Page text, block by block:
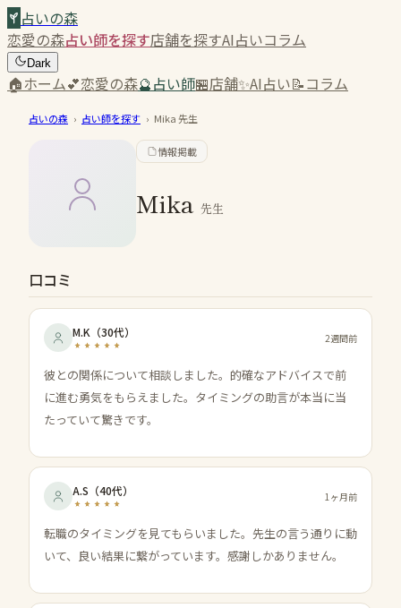
占いの森
恋愛の森占い師を探す店舗を探すAI占いコラム
Dark
🏠ホーム💕恋愛の森🔮占い師🏪店舗✨AI占い📝コラム
占いの森 › 占い師を探す › Mika先生
情報掲載
Mika 先生
口コミ
M.K （30代） 2週間前
彼との関係について相談しました。的確なアドバイスで前
に進む勇気をもらえました。タイミングの助言が本当に当
たっていて驚きです。
A.S （40代） 1ヶ月前
転職のタイミングを見てもらいました。先生の言う通りに動
いて、良い結果に繋がっています。感謝しかありません。